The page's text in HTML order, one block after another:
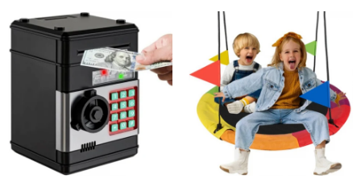
Negru